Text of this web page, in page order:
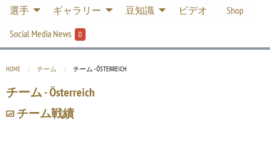
選手
ギャラリー 豆知識 ビデオ
Shop
Social Media News
0
HOME チーム CURRENT:
チーム - ÖSTERREICH
チーム - Österreich
チーム戦績